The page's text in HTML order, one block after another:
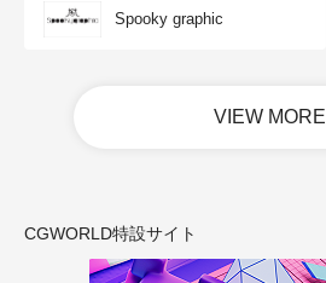
Spooky graphic
VIEW MORE
CGWORLD特設サイト